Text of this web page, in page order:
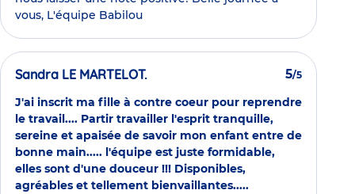
vous, L'équipe Babilou
Sandra LE MARTELOT. 5/5
J'ai inscrit ma fille à contre coeur pour reprendre
le travail.... Partir travailler l'esprit tranquille,
sereine et apaisée de savoir mon enfant entre de
bonne main..... l'équipe est juste formidable,
elles sont d'une douceur !!! Disponibles,
agréables et tellement bienvaillantes.....